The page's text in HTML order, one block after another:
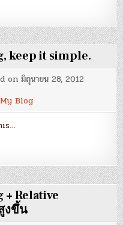
keep it simple.
onมิถุนายน 28, 2012
My Blog
+ Relative
งขึ้น